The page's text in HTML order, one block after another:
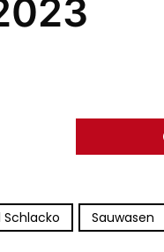
Schlacko Sauwasen